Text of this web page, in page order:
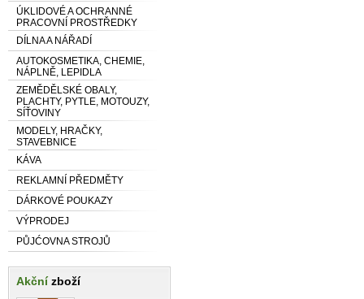
ÚKLIDOVÉ A OCHRANNÉ
PRACOVNÍ PROSTŘEDKY
DÍLNA A NÁŘADÍ
AUTOKOSMETIKA, CHEMIE,
NÁPLNĚ, LEPIDLA
ZEMĚDĚLSKÉ OBALY,
PLACHTY, PYTLE, MOTOUZY,
SÍŤOVINY
MODELY, HRAČKY,
STAVEBNICE
KÁVA
REKLAMNÍ PŘEDMĚTY
DÁRKOVÉ POUKAZY
VÝPRODEJ
PŮJĆOVNA STROJŮ
Akčnízboží